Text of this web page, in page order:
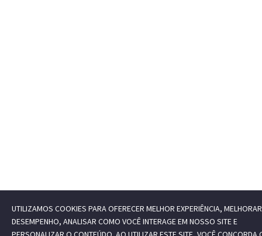
UTILIZAMOS COOKIES PARA OFERECER MELHOR EXPERIÊNCIA,
DESEMPENHO, ANALISAR COMO VOCÊ INTERAGE EM NOSSO SITE E